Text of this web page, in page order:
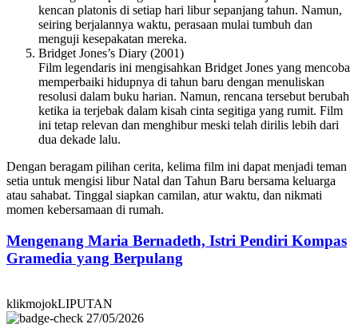
kencan platonis di setiap hari libur sepanjang tahun. Namun,
seiring berjalannya waktu, perasaan mulai tumbuh dan
menguji kesepakatan mereka.
Bridget Jones’s Diary (2001)
Film legendaris ini mengisahkan Bridget Jones yang mencoba
memperbaiki hidupnya di tahun baru dengan menuliskan
resolusi dalam buku harian. Namun, rencana tersebut berubah
ketika ia terjebak dalam kisah cinta segitiga yang rumit. Film
ini tetap relevan dan menghibur meski telah dirilis lebih dari
dua dekade lalu.
Dengan beragam pilihan cerita, kelima film ini dapat menjadi teman
setia untuk mengisi libur Natal dan Tahun Baru bersama keluarga
atau sahabat. Tinggal siapkan camilan, atur waktu, dan nikmati
momen kebersamaan di rumah.
Mengenang Maria Bernadeth, Istri Pendiri Kompas
Gramedia yang Berpulang
klikmojokLIPUTAN
27/05/2026